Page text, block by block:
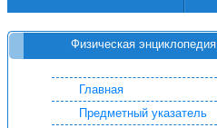
Физическая энциклопедия
Главная
Предметный указатель